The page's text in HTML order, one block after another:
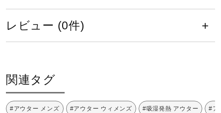
その他
直営店一覧
性サイズです。
女性の方の場合は、ワンサイズ程度小さめか適合/規格サ
イズもご参考のうえお選び下さい。
レビュー (0件)
関連タグ
#アウター メンズ #アウター ウィメンズ #吸湿発熱 アウター #ア